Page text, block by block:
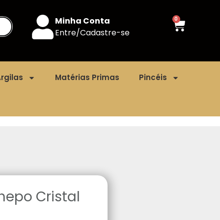
Minha Conta
Entre/Cadastre-se
0
Matérias Primas Pincéis
Cristal